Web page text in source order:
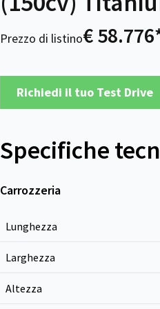
Prezzo di listino€
Richiedi il tuo Test Drive
Specifiche
Carrozzeria
Lunghezza
Larghezza
Altezza